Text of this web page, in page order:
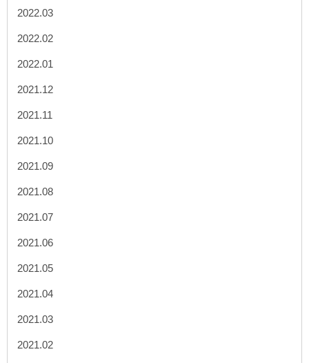
2022.03
2022.02
2022.01
2021.12
2021.11
2021.10
2021.09
2021.08
2021.07
2021.06
2021.05
2021.04
2021.03
2021.02